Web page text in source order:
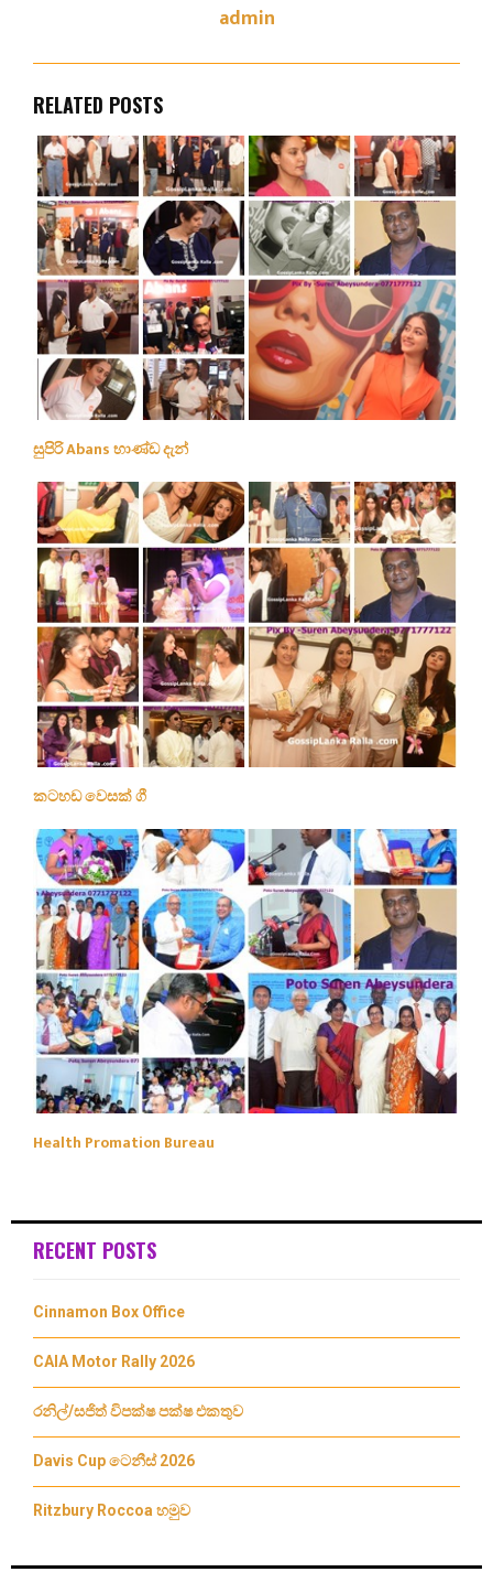
admin
RELATED POSTS
සුපිරි Abans භාණ්ඩ දැන්
කටහඩ වෙසක් ගී
Health Promation Bureau
RECENT POSTS
Cinnamon Box Office
CAIA Motor Rally 2026
රනිල්/සජිත් විපක්ෂ පක්ෂ එකතුව
Davis Cup ටෙනීස් 2026
Ritzbury Roccoa හමුව